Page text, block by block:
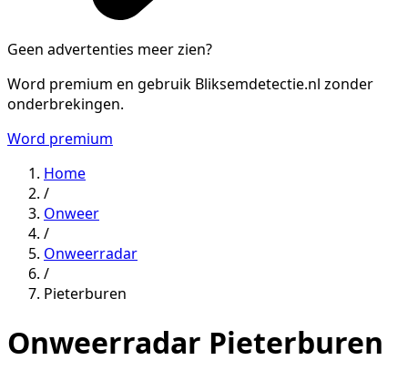
Geen advertenties meer zien?
Word premium en gebruik Bliksemdetectie.nl zonder
onderbrekingen.
Word premium
Home
/
Onweer
/
Onweerradar
/
Pieterburen
Onweerradar Pieterburen